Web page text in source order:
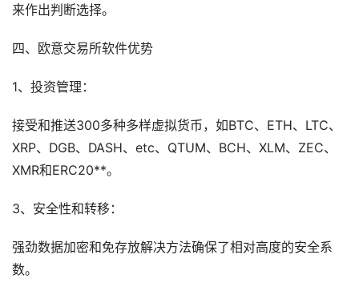
来作出判断选择。
四、欧意交易所软件优势
1、投资管理：
接受和推送300多种多样虚拟货币，如BTC、ETH、LTC、
XRP、DGB、DASH、etc、QTUM、BCH、XLM、ZEC、
XMR和ERC20**。
3、安全性和转移：
强劲数据加密和免存放解决方法确保了相对高度的安全系
数。